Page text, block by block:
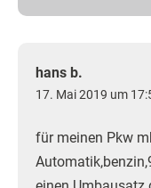
hans b.
17. Mai 2019 um
für meinen Pkw